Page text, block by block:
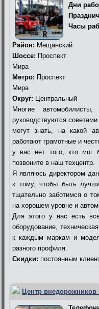
Дни
Часы
Район: Мещанский
Шоссе: Проспект
Мира
Метро: Проспект
Мира
Округ: Центральный
Многие
руководствуются
могут знать, на какой
работают грамотные и
у вас нет того, кто мог
позвоните в наш техцентр.
Я являюсь директором
к тому, чтобы быть
тщательно заботимся о
на хорошем уровне и
Для этого у нас есть
оборудование,
к каждым маркам и
разного профиля.
Скидки: постоянным
Центр